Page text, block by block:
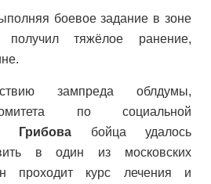
боевое задание в зоне
тяжёлое ранение,
зампреда облдумы,
по социальной
Грибова бойца удалось
в один из московских
проходит курс лечения и